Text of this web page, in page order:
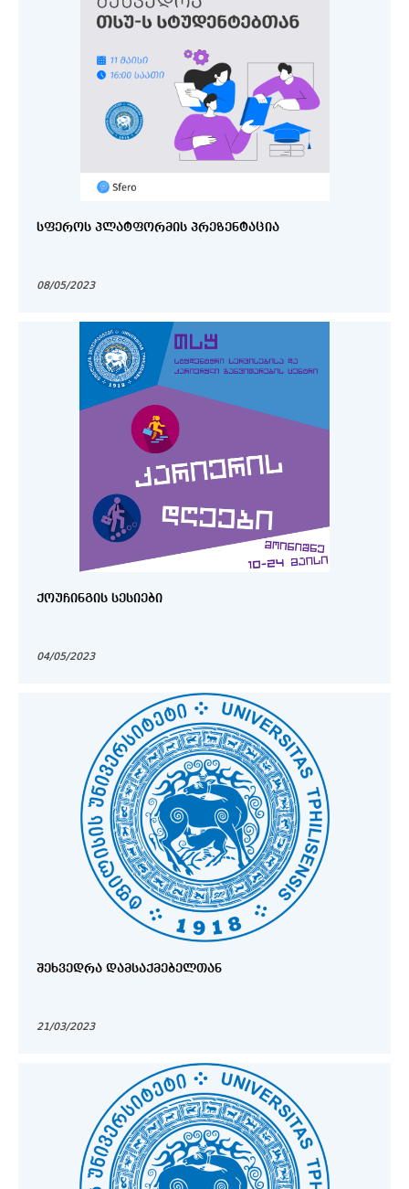
ᲡᲤᲔᲠᲝᲡ ᲞᲚᲐᲢᲤᲝᲠᲛᲘᲡ ᲞᲠᲔᲖᲔᲜᲢᲐᲪᲘᲐ
08/05/2023
ᲥᲝᲣᲩᲘᲜᲒᲘᲡ ᲡᲔᲡᲘᲔᲑᲘ
04/05/2023
ᲨᲔᲮᲕᲔᲓᲠᲐ ᲓᲐᲛᲡᲐᲥᲛᲔᲑᲔᲚᲗᲐᲜ
21/03/2023